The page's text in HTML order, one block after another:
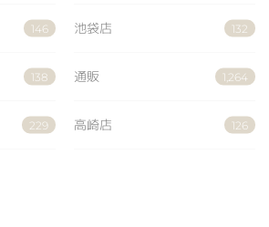
146 池袋店 132
138 通販 1,264
229 高崎店 126